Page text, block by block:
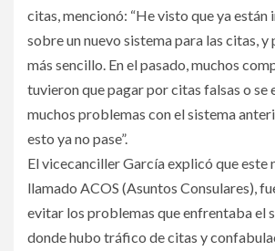
citas, mencionó: “He visto que ya están
sobre un nuevo sistema para las citas, y
más sencillo. En el pasado, muchos
tuvieron que pagar por citas falsas o se
muchos problemas con el sistema
esto ya no pase”.
El vicecanciller García explicó que este
llamado ACOS (Asuntos Consulares),
evitar los problemas que enfrentaba el
donde hubo tráfico de citas y